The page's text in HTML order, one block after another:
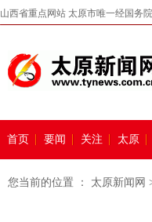
山西省重点网站 太原市唯一经国务
首页 要闻 关注 太原
您当前的位置 ： 太原新闻网